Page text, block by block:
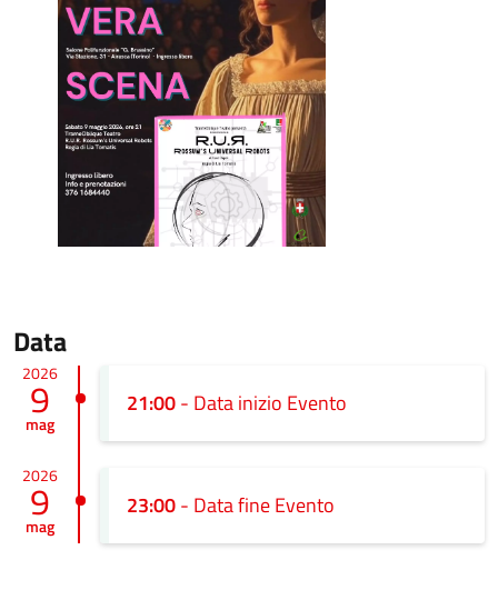
Data
2026
9
mag
21:00- Data inizio Evento
2026
9
mag
23:00- Data fine Evento